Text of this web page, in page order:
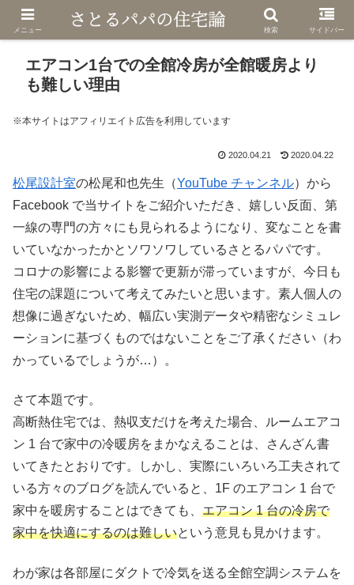
エアコン1台での全館冷房が全館暖房より
も難しい理由
※本サイトはアフィリエイト広告を利用しています
2020.04.21 2020.04.22
松尾設計室の松尾和也先生（YouTube チャンネル）から
Facebook で当サイトをご紹介いただき、嬉しい反面、第
一線の専門の方々にも見られるようになり、変なことを書
いていなかったかとソワソワしているさとるパパです。
コロナの影響による影響で更新が滞っていますが、今日も
住宅の課題について考えてみたいと思います。素人個人の
想像に過ぎないため、幅広い実測データや精密なシミュレ
ーションに基づくものではないことをご了承ください（わ
かっているでしょうが…）。
さて本題です。
高断熱住宅では、熱収支だけを考えた場合、ルームエアコ
ン 1 台で家中の冷暖房をまかなえることは、さんざん書
いてきたとおりです。しかし、実際にいろいろ工夫されて
いる方々のブログを読んでいると、1F のエアコン 1 台で
家中を暖房することはできても、 エアコン 1 台の冷房で
家中を快適にするのは難しいという意見も見かけます。
わが家は各部屋にダクトで冷気を送る全館空調システムを
メニュー 検索 サイドバー